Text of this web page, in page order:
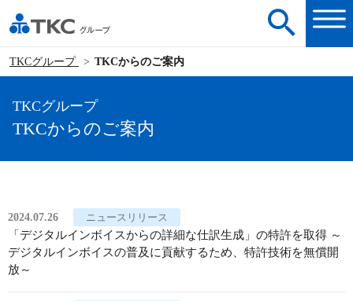
TKCグループ TKCからのご案内
TKCグループ
TKCからのご案内
2024.07.26 ニュースリリース
「デジタルインボイスからの詳細な仕訳生成」の特許を取得 ～
デジタルインボイスの普及に貢献するため、特許技術を無償開
放～